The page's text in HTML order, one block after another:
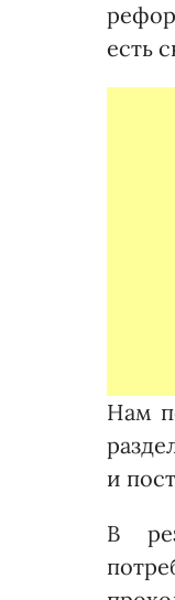
есть
Нам
и
В